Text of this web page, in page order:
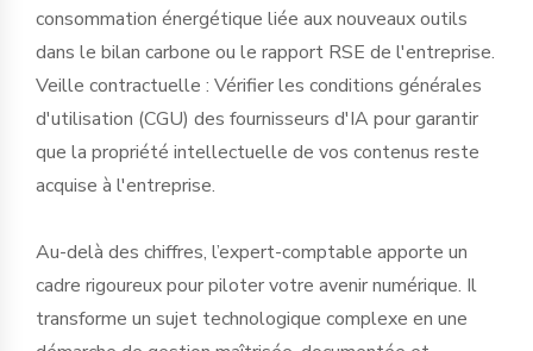
consommation énergétique liée aux nouveaux outils
dans le bilan carbone ou le rapport RSE de l'entreprise.
Veille contractuelle : Vérifier les conditions générales
d'utilisation (CGU) des fournisseurs d'IA pour garantir
que la propriété intellectuelle de vos contenus reste
acquise à l'entreprise.
Au-delà des chiffres, l’expert-comptable apporte un
cadre rigoureux pour piloter votre avenir numérique. Il
transforme un sujet technologique complexe en une